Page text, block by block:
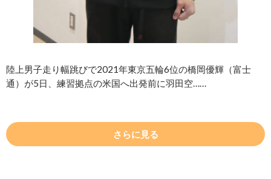
陸上男子走り幅跳びで2021年東京五輪6位の橋岡優輝（富士
通）が5日、練習拠点の米国へ出発前に羽田空……
さらに見る